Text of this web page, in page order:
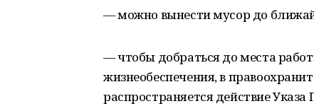
— можно вынести мусор до
— чтобы добраться до места
жизнеобеспечения, в
распространяется действие